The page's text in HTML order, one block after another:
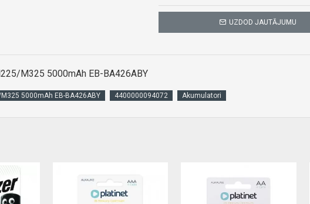
UZDOD JAUTĀJUMU
M325 5000mAh EB-BA426ABY
5000mAh EB-BA426ABY 4400000094072 Akumulatori